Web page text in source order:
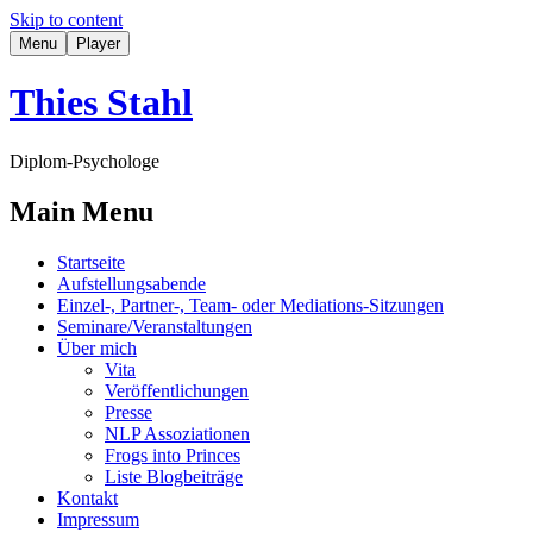
Skip to content
Menu Player
Thies Stahl
Diplom-Psychologe
Main Menu
Startseite
Aufstellungsabende
Einzel-, Partner-, Team- oder Mediations-Sitzungen
Seminare/Veranstaltungen
Über mich
Vita
Veröffentlichungen
Presse
NLP Assoziationen
Frogs into Princes
Liste Blogbeiträge
Kontakt
Impressum